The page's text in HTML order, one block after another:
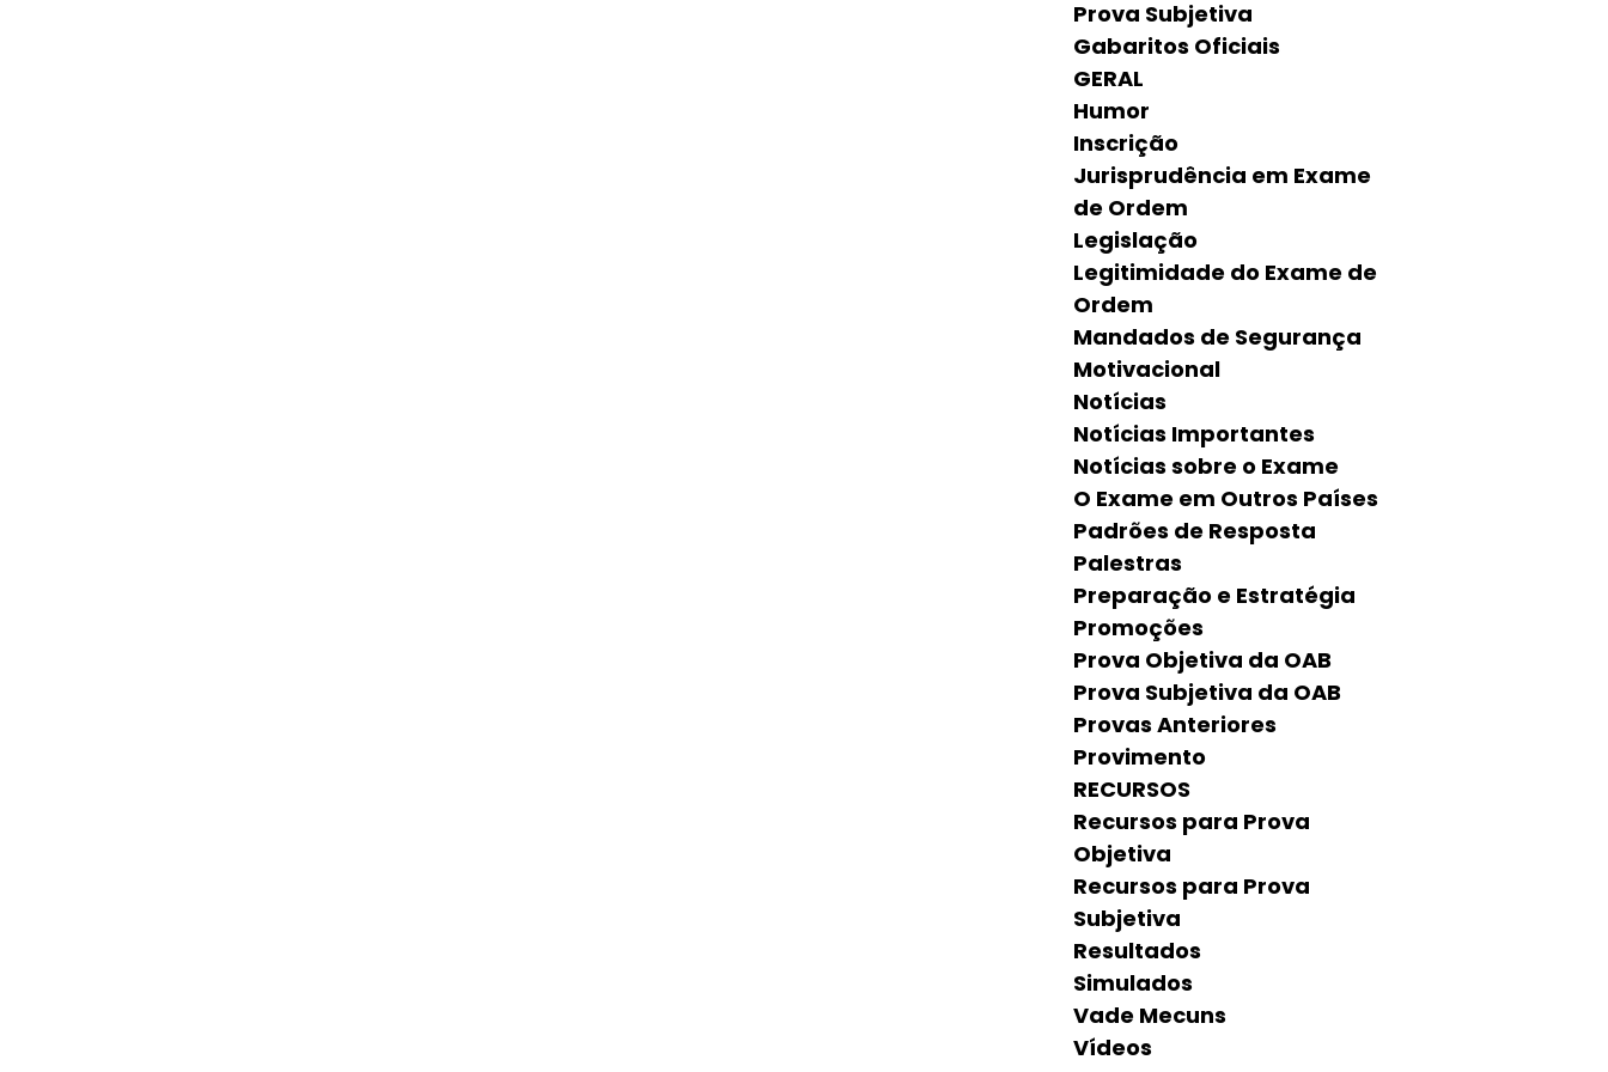
Prova Subjetiva
Gabaritos Oficiais
GERAL
Humor
Inscrição
Jurisprudência em Exame
de Ordem
Legislação
Legitimidade do Exame de
Ordem
Mandados de Segurança
Motivacional
Notícias
Notícias Importantes
Notícias sobre o Exame
O Exame em Outros Países
Padrões de Resposta
Palestras
Preparação e Estratégia
Promoções
Prova Objetiva da OAB
Prova Subjetiva da OAB
Provas Anteriores
Provimento
RECURSOS
Recursos para Prova
Objetiva
Recursos para Prova
Subjetiva
Resultados
Simulados
Vade Mecuns
Vídeos